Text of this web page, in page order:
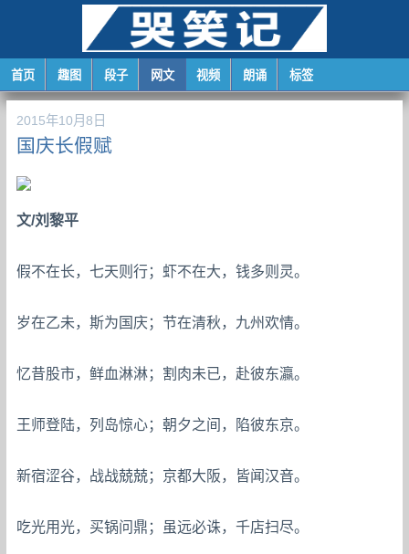
首页 趣图 段子 网文 视频 朗诵 标签
2015年10月8日
国庆长假赋
文/刘黎平
假不在长，七天则行；虾不在大，钱多则灵。
岁在乙未，斯为国庆；节在清秋，九州欢情。
忆昔股市，鲜血淋淋；割肉未已，赴彼东瀛。
王师登陆，列岛惊心；朝夕之间，陷彼东京。
新宿涩谷，战战兢兢；京都大阪，皆闻汉音。
吃光用光，买锅问鼎；虽远必诛，千店扫尽。